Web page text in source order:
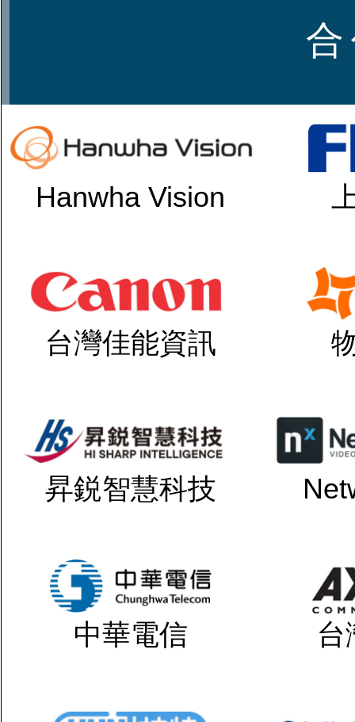
合
Hanwha Vision
台灣佳能資訊
昇鋭智慧科技
中華電信 台